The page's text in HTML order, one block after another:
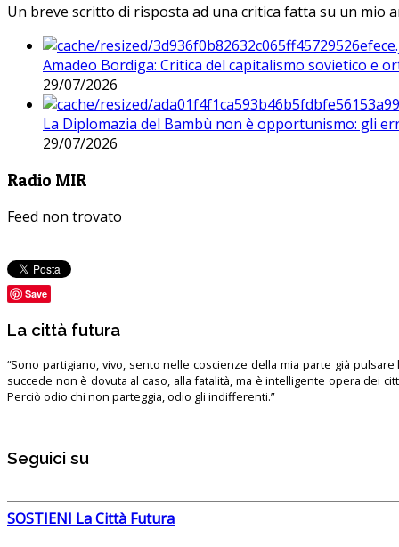
Un breve scritto di risposta ad una critica fatta su un mio
Amadeo Bordiga: Critica del capitalismo sovietico e
29/07/2026
La Diplomazia del Bambù non è opportunismo: gli
29/07/2026
Radio MIR
Feed non trovato
Save
La città futura
“Sono partigiano, vivo, sento nelle coscienze della mia parte già pulsare
succede non è dovuta al caso, alla fatalità, ma è intelligente opera dei
Perciò odio chi non parteggia, odio gli indifferenti.”
Seguici su
SOSTIENI La Città Futura